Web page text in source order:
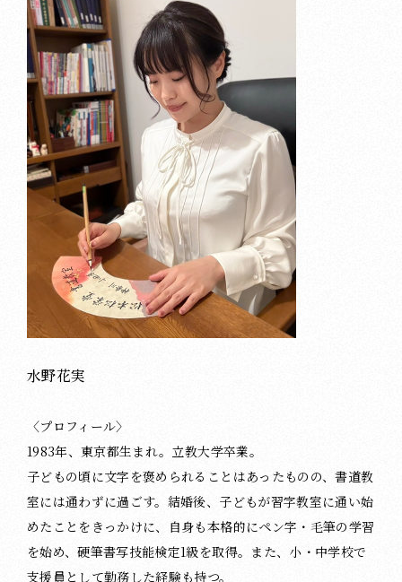
水野花実
〈プロフィール〉
1983年、東京都生まれ。立教大学卒業。
子どもの頃に文字を褒められることはあったものの、書道教
室には通わずに過ごす。結婚後、子どもが習字教室に通い始
めたことをきっかけに、自身も本格的にペン字・毛筆の学習
を始め、硬筆書写技能検定1級を取得。また、小・中学校で
支援員として勤務した経験も持つ。